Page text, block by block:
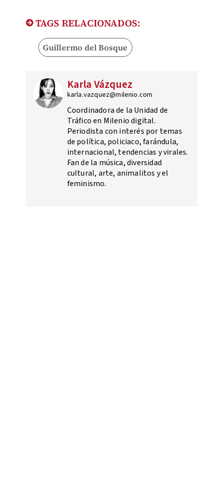
TAGS RELACIONADOS:
Guillermo del Bosque
Karla Vázquez
karla.vazquez@milenio.com
Coordinadora de la Unidad de
Tráfico en Milenio digital.
Periodista con interés por temas
de política, policiaco, farándula,
internacional, tendencias y virales.
Fan de la música, diversidad
cultural, arte, animalitos y el
feminismo.